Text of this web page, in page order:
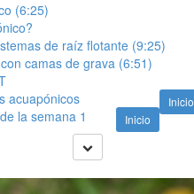
(6:25)
de raíz flotante (9:25)
camas de grava (6:51)
Inicio
acuapónicos
Inicio
la semana 1